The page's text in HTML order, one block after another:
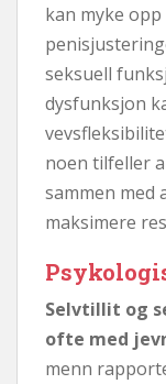
kan myke
seksuell
dysfunksjon
noen tilfeller
sammen med
maksimere
Selvtillit og
ofte med
menn